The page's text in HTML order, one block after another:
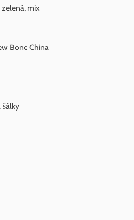
zelená, mix
Bone China
šálky